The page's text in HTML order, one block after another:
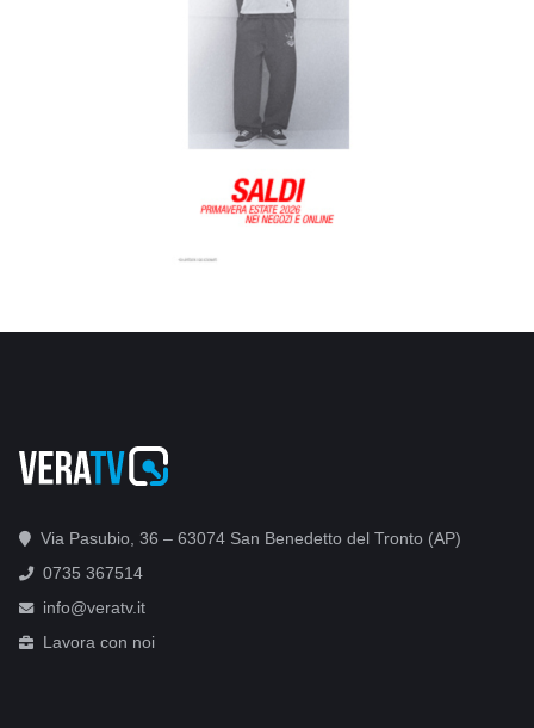
Via Pasubio, 36 – 63074 San Benedetto del Tronto (AP)
0735 367514
info@veratv.it
Lavora con noi